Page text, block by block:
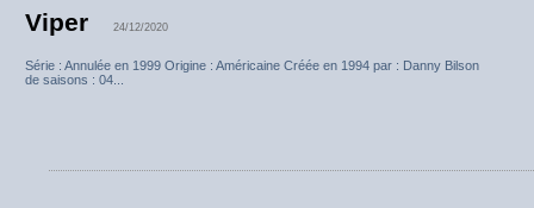
Viper 24/12/2020
Série : Annulée en 1999 Origine : Américaine Créée en 1994 par : Danny
de saisons : 04...